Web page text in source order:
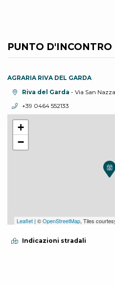
PUNTO D'INCONTRO
+
−
Leaflet | ©OpenStreetMap, Tiles
Indicazioni stradali
AGRARIA RIVA DEL GARDA
Località:Riva del Garda - Via San
Telefono:
+39 0464 552133